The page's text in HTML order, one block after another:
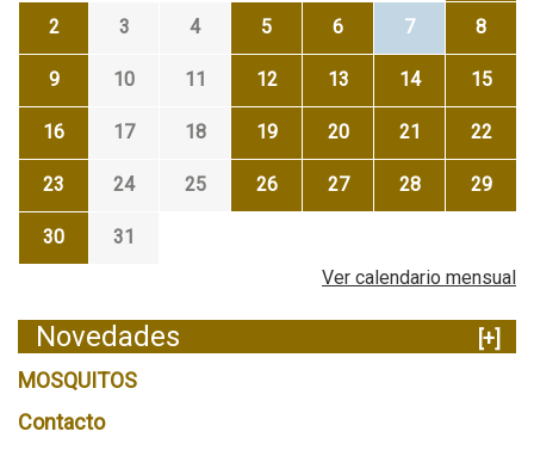
2 3 4 5 6 7 8
9 10 11 12 13 14 15
16 17 18 19 20 21 22
23 24 25 26 27 28 29
30
31
Ver calendario mensual
Novedades
[+]
MOSQUITOS
Contacto